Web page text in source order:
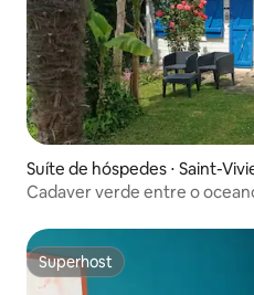
Suíte de hóspedes ⋅ Saint-
Cadaver verde entre o
Superhost
Superhost